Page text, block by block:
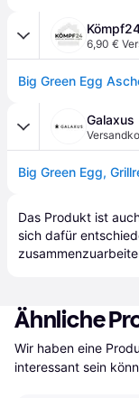
6,90 €
Big Green Egg
Galaxus
Das Produkt ist
sich dafür
Ähnliche
Wir haben eine
interessant sein